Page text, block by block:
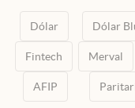
Dólar Dólar
Fintech Merval
AFIP